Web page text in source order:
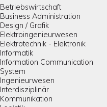
Betriebswirtschaft
Business Administration
Design / Grafik
Elektroingenieurwesen
Elektrotechnik - Elektronik
Informatik
Information Communication
System
Ingenieurwesen
Interdisziplinär
Kommunikation